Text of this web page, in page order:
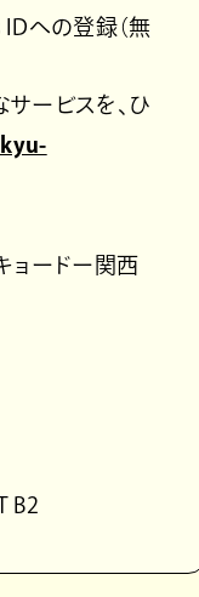
への登録（無
ービスを、ひ
ョードー関西
B2